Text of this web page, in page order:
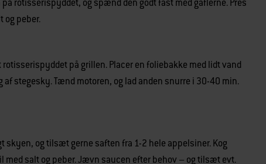
rotisserispyddet, og spænd den godt fast med gaflerne. Pres
og peber.
på grillen. Placer en foliebakke med lidt vand
stegesky. Tænd motoren, og lad anden snurre i 30-40 min.
skyen, og tilsæt gerne saften fra 1-2 hele appelsiner. Kog
med salt og peber. Jævn saucen efter behov – og tilsæt evt.